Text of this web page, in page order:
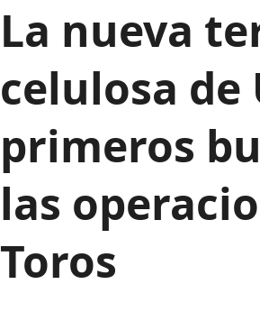
La nueva
celulosa de
primeros
las
Toros